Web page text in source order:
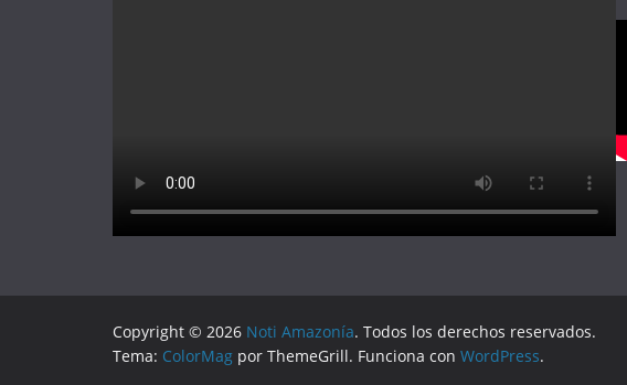
Copyright © 2026 Noti Amazonía. Todos los derechos reservados.
Tema: ColorMag por ThemeGrill. Funciona con WordPress.